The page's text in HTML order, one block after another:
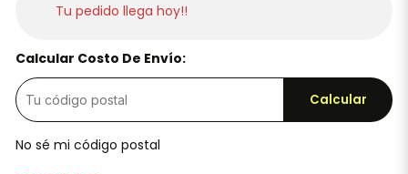
Tu pedido llega hoy!!
Calcular Costo De Envío:
Calcular
No sé mi código postal